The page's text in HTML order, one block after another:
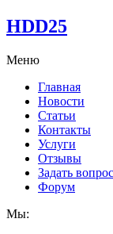
HDD25
Меню
Главная
Новости
Статьи
Контакты
Услуги
Отзывы
Задать вопрос
Форум
Мы: